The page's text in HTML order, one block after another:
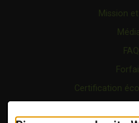
Mission
FAQ
Certification